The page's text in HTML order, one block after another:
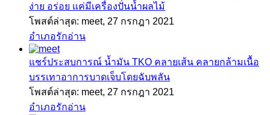
ง่าย อร่อย แค่มีเครื่องปั่นน้ำผลไม้
โพสต์ล่าสุด: meet, 27 กรกฎา 2021
อำเภอรักอ่าน
แชร์ประสบการณ์ น้ำมัน TKO คลายเส้น คลายกล้ามเนื้อ
บรรเทาอาการบาดเจ็บโดยฉับพลัน
โพสต์ล่าสุด: meet, 27 กรกฎา 2021
อำเภอรักอ่าน